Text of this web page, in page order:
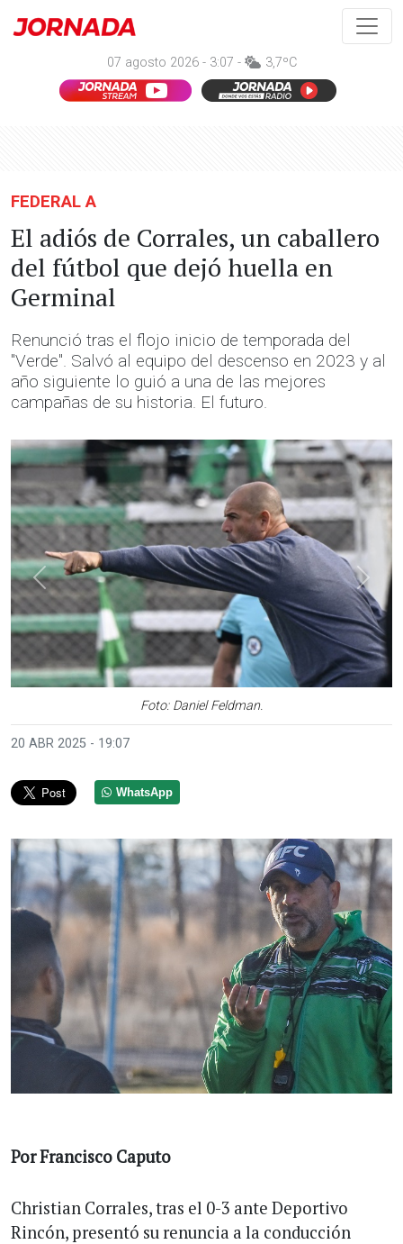
07 agosto 2026 - 3:07 - 3,7ºC
FEDERAL A
El adiós de Corrales, un caballero
del fútbol que dejó huella en
Germinal
Renunció tras el flojo inicio de temporada del
"Verde". Salvó al equipo del descenso en 2023 y al
año siguiente lo guió a una de las mejores
campañas de su historia. El futuro.
Foto: Daniel Feldman.
Anterior
20 ABR 2025 - 19:07
WhatsApp
Por Francisco Caputo
Christian Corrales, tras el 0-3 ante Deportivo
Rincón, presentó su renuncia a la conducción